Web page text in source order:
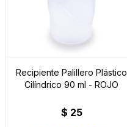
Recipiente Palillero Plástico
Cilíndrico 90 ml - ROJO
$ 25